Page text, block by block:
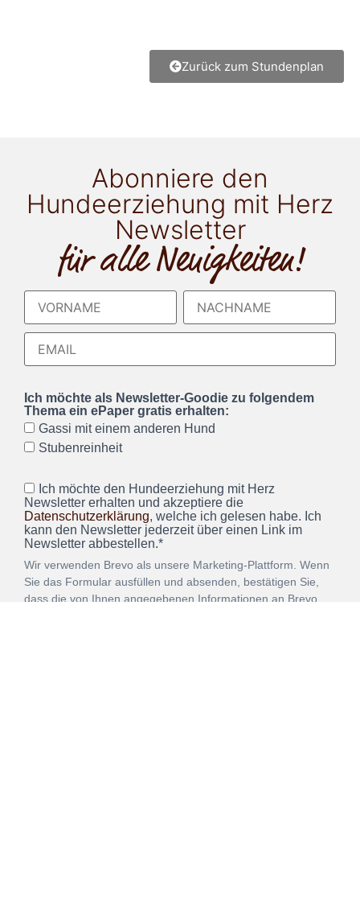
Zurück zum Stundenplan
Abonniere den
Hundeerziehung mit Herz
Newsletter
für alle Neuigkeiten!
Ich möchte als Newsletter-Goodie zu folgendem
Thema ein ePaper gratis erhalten:
Gassi mit einem anderen Hund
Stubenreinheit
Ich möchte den Hundeerziehung mit Herz
Newsletter erhalten und akzeptiere die
Datenschutzerklärung, welche ich gelesen habe. Ich
kann den Newsletter jederzeit über einen Link im
Newsletter abbestellen.*
Wir verwenden Brevo als unsere Marketing-Plattform. Wenn
Sie das Formular ausfüllen und absenden, bestätigen Sie,
dass die von Ihnen angegebenen Informationen an Brevo